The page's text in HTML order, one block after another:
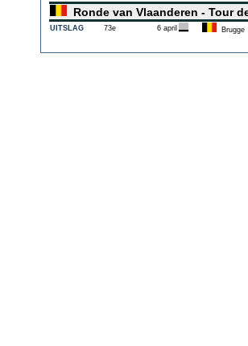
Ronde van Vlaanderen - Tour
UITSLAG 73e 6 april Brugge